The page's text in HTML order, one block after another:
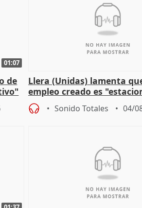
01:07
de
Llera (Unidas) lamenta
empleo creado es
"esfumará" al acabar el
Sonido Totales 04/